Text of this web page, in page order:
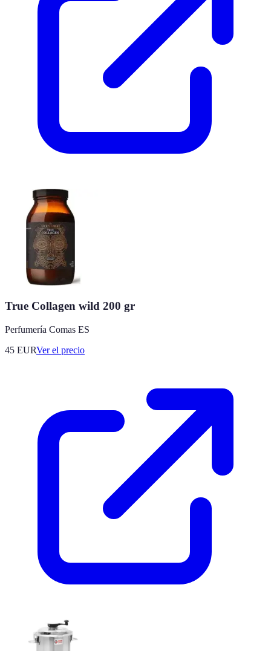
True Collagen wild 200 gr
Perfumería Comas ES
45 EURVer el precio